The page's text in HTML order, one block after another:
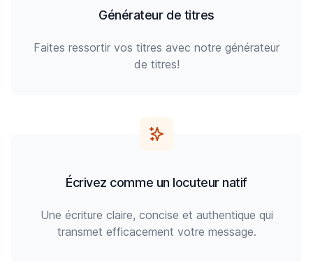
Générateur de titres
Faites ressortir vos titres avec notre générateur
de titres!
Écrivez comme un locuteur natif
Une écriture claire, concise et authentique qui
transmet efficacement votre message.